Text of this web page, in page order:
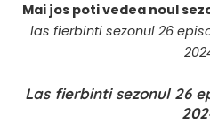
Mai jos poti vedea noul
las fierbinti sezonul 26
Las fierbinti sezonul 26